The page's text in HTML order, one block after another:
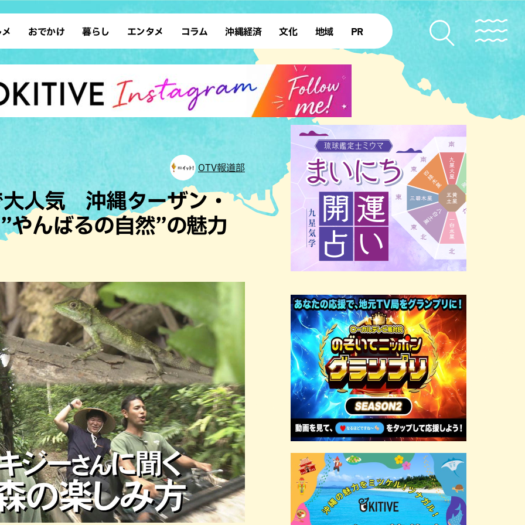
ン 沖縄そば
ウト カフェ
和食・日本料理
アジア・エスニック
・焼肉 焼鳥・串料理
肉料理 居酒屋・バー
イキング
ガー タコス・タコライス
おでかけ
デート ドライブ
散歩 ソロ活
サウナ 公園
沖縄の海
暮らし
レシピ SDGs
ファッション ローカルニュース
沖縄移住 沖縄旧暦行事
エンタメ
スポーツ 占い
タレント・芸人 テレビ
コラム 沖縄経済 文化
復帰50年
地域
本島北部
本島南部 先島諸島
北部離島
PR
OTV報道部
大人気 沖縄ターザン・
やんばるの自然”の魅力